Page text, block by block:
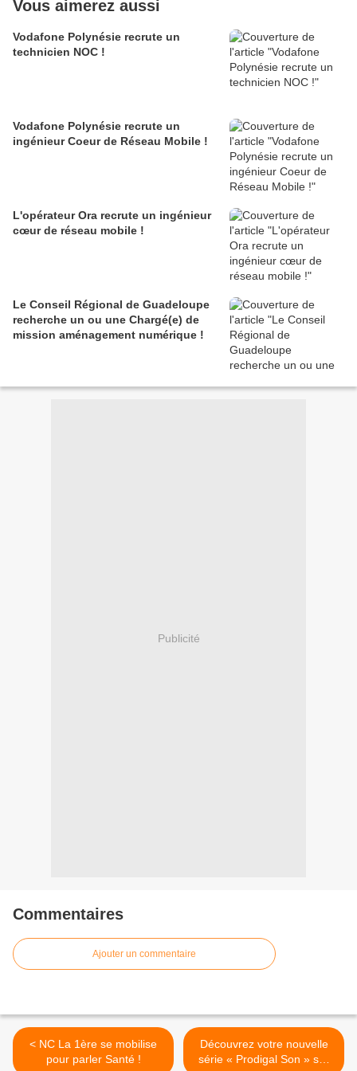
Vous aimerez aussi
Vodafone Polynésie recrute un
technicien NOC !
Vodafone Polynésie recrute un
ingénieur Coeur de Réseau Mobile !
L'opérateur Ora recrute un ingénieur
cœur de réseau mobile !
Le Conseil Régional de Guadeloupe
recherche un ou une Chargé(e) de
mission aménagement numérique !
Publicité
Commentaires
Ajouter un commentaire
< NC La 1ère se mobilise
pour parler Santé !
Découvrez votre nouvelle
série « Prodigal Son » sur